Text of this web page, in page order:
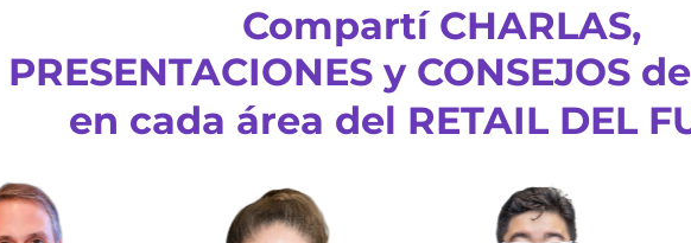
Compartí CHARLAS,
PRESENTACIONES y CONSEJOS
en cada área del RETAIL DEL